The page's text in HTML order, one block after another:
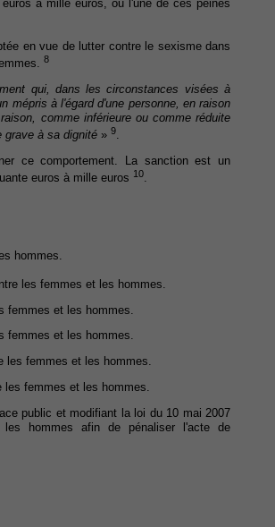
à mille euros, ou l'une de ces peines
en vue de lutter contre le sexisme dans
8
qui, dans les circonstances visées à
mépris à l'égard d'une personne, en raison
comme inférieure ou comme réduite
grave à sa dignité » 9.
ce comportement. La sanction est un
euros à mille euros 10.
hommes.
les femmes et les hommes.
femmes et les hommes.
femmes et les hommes.
les femmes et les hommes.
les femmes et les hommes.
public et modifiant la loi du 10 mai 2007
hommes afin de pénaliser l'acte de